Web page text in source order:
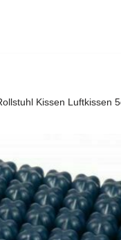
Kissen Luftkissen